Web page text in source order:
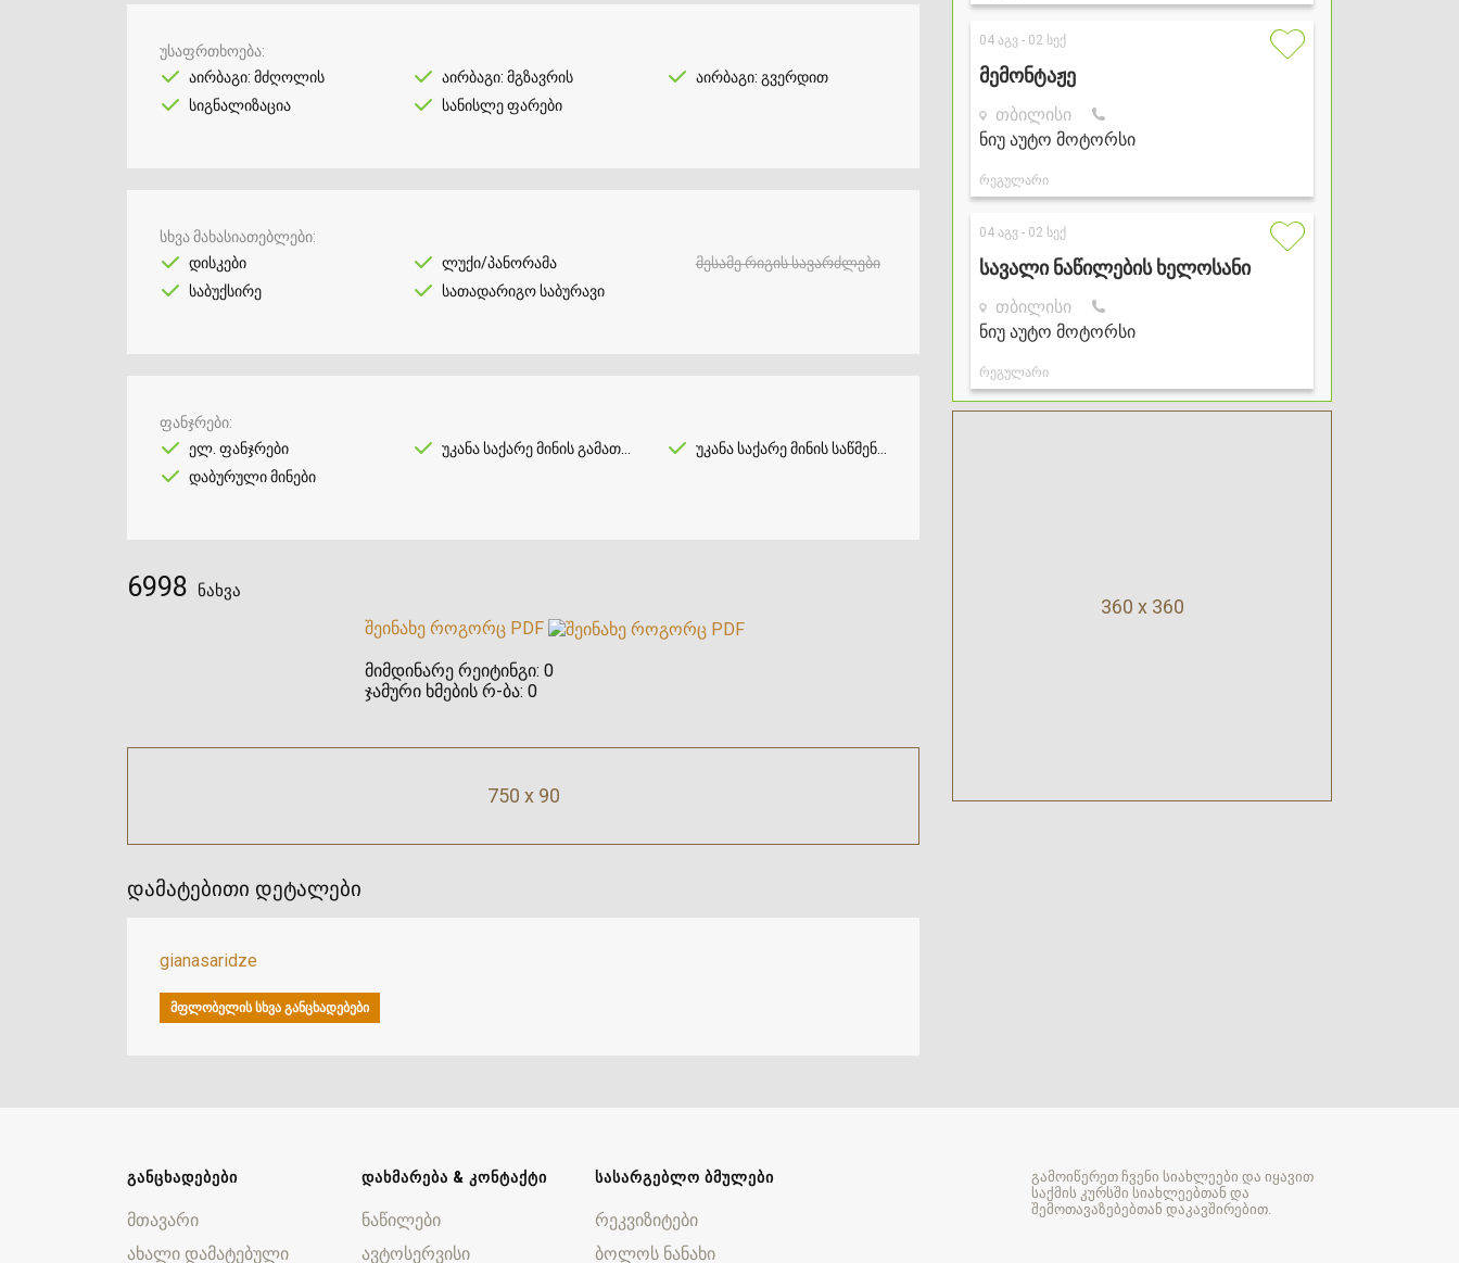
360 x 360
უსაფრთხოება
აირბაგი: მძღოლის
აირბაგი: მგზავრის
აირბაგი: გვერდით
სიგნალიზაცია
სანისლე ფარები
სხვა მახასიათებლები
დისკები
ლუქი/პანორამა
მესამე რიგის სავარძლები
საბუქსირე
სათადარიგო საბურავი
ფანჯრები
ელ. ფანჯრები
უკანა საქარე მინის გამათბობელი
უკანა საქარე მინის საწმენდი
დაბურული მინები
შეინახე როგორც PDF
მიმდინარე რეიტინგი: 0
ჯამური ხმების რ-ბა: 0
6998 ნახვა
750 x 90
დამატებითი დეტალები
gianasaridze
ᲛᲤᲚᲝᲑᲔᲚᲘᲡ ᲡᲮᲕᲐ ᲒᲐᲜᲪᲮᲐᲓᲔᲑᲔᲑᲘ
გამოიწერეთ ჩვენი სიახლეები და იყავით
საქმის კურსში სიახლეებთან და
შემოთავაზებებთან დაკავშირებით.
ᲒᲐᲜᲪᲮᲐᲓᲔᲑᲔᲑᲘ
მთავარი
ახალი დამატებული
ᲓᲐᲮᲛᲐᲠᲔᲑᲐ & ᲙᲝᲜᲢᲐᲥᲢᲘ
ნაწილები
ავტოსერვისი
ᲡᲐᲡᲐᲠᲒᲔᲑᲚᲝ ᲑᲛᲣᲚᲔᲑᲘ
რეკვიზიტები
ბოლოს ნანახი